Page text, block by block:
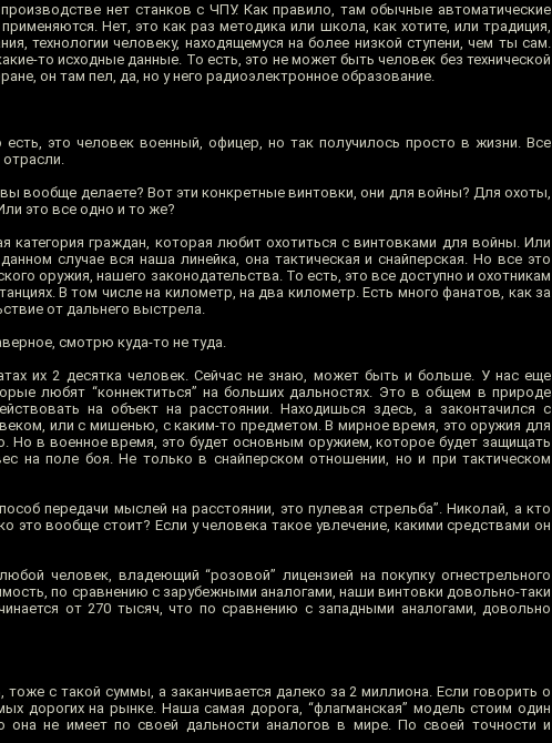
нет станков с ЧПУ. Как правило, там обычные автоматические
Нет, это как раз методика или школа, как хотите, или традиция,
технологии человеку, находящемуся на более низкой ступени, чем ты сам.
то исходные данные. То есть, это не может быть человек без технической
он там пел, да, но у него радиоэлектронное образование.
это человек военный, офицер, но так получилось просто в жизни. Все
отрасли.
вообще делаете? Вот эти конкретные винтовки, они для войны? Для охоты,
это все одно и то же?
категория граждан, которая любит охотиться с винтовками для войны. Или
случае вся наша линейка, она тактическая и снайперская. Но все это
оружия, нашего законодательства. То есть, это все доступно и охотникам
В том числе на километр, на два километр. Есть много фанатов, как за
от дальнего выстрела.
смотрю куда-то не туда.
их 2 десятка человек. Сейчас не знаю, может быть и больше. У нас еще
любят “коннектиться” на больших дальностях. Это в общем в природе
на объект на расстоянии. Находишься здесь, а законтачился с
или с мишенью, с каким-то предметом. В мирное время, это оружия для
Но в военное время, это будет основным оружием, которое будет защищать
на поле боя. Не только в снайперском отношении, но и при тактическом
передачи мыслей на расстоянии, это пулевая стрельба”. Николай, а кто
это вообще стоит? Если у человека такое увлечение, какими средствами он
человек, владеющий “розовой” лицензией на покупку огнестрельного
по сравнению с зарубежными аналогами, наши винтовки довольно-таки
от 270 тысяч, что по сравнению с западными аналогами, довольно
тоже с такой суммы, а заканчивается далеко за 2 миллиона. Если говорить о
дорогих на рынке. Наша самая дорога, “флагманская” модель стоим один
она не имеет по своей дальности аналогов в мире. По своей точности и